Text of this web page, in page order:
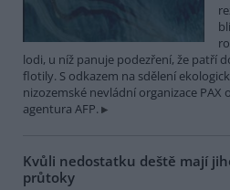
lodi, u níž panuje podezření, že patří
flotily. S odkazem na sdělení
nizozemské nevládní organizace
agentura AFP.
Kvůli nedostatku deště mají
průtoky